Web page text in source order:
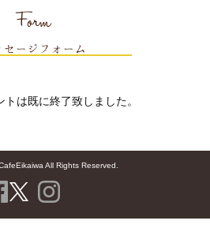
Form
セージフォーム
トは既に終了致しました。
All Rights Reserved.